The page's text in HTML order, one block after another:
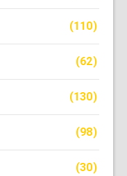
(110)
(62)
(130)
(98)
(30)